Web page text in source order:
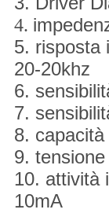
4.
5. risposta
20-20khz
6.
7.
8.
9.
10. attività
10mA